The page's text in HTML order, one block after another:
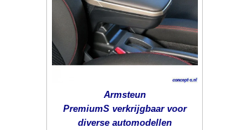
Armsteun
PremiumS verkrijgbaar voor
diverse automodellen